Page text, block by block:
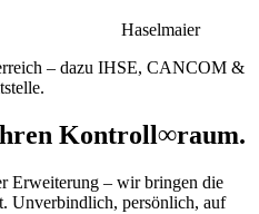
Haselmaier
– dazu IHSE, CANCOM &
Kontroll∞raum.
Erweiterung – wir bringen die
Unverbindlich, persönlich, auf